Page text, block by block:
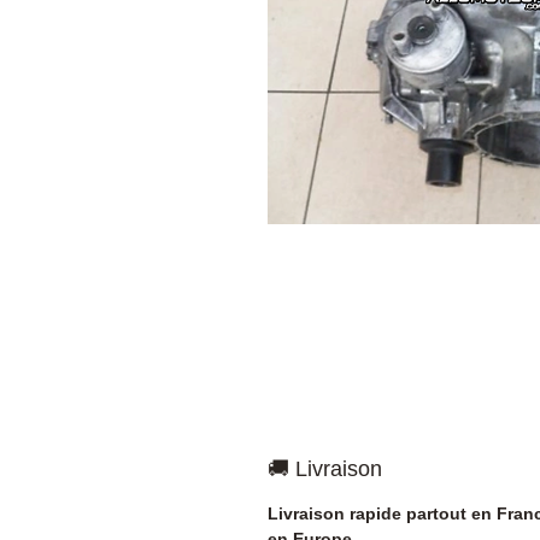
🚚 Livraison
Livraison rapide partout en